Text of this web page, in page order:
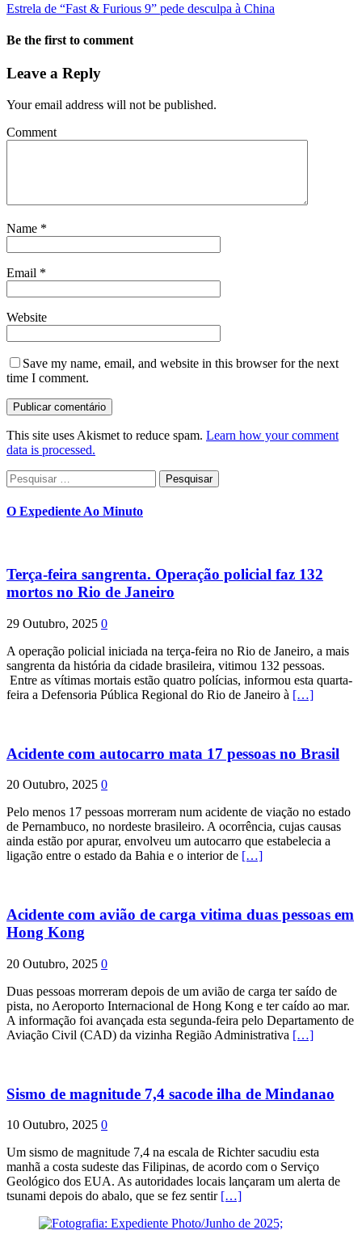
Estrela de “Fast & Furious 9” pede desculpa à China
Be the first to comment
Leave a Reply
Your email address will not be published.
Comment
Name *
Email *
Website
Save my name, email, and website in this browser for the next
time I comment.
This site uses Akismet to reduce spam. Learn how your comment
data is processed.
Pesquisar
por:
O Expediente Ao Minuto
Terça-feira sangrenta. Operação policial faz 132
mortos no Rio de Janeiro
29 Outubro, 2025 0
A operação policial iniciada na terça-feira no Rio de Janeiro, a mais
sangrenta da história da cidade brasileira, vitimou 132 pessoas.
Entre as vítimas mortais estão quatro polícias, informou esta quarta-
feira a Defensoria Pública Regional do Rio de Janeiro à […]
Acidente com autocarro mata 17 pessoas no Brasil
20 Outubro, 2025 0
Pelo menos 17 pessoas morreram num acidente de viação no estado
de Pernambuco, no nordeste brasileiro. A ocorrência, cujas causas
ainda estão por apurar, envolveu um autocarro que estabelecia a
ligação entre o estado da Bahia e o interior de […]
Acidente com avião de carga vitima duas pessoas em
Hong Kong
20 Outubro, 2025 0
Duas pessoas morreram depois de um avião de carga ter saído de
pista, no Aeroporto Internacional de Hong Kong e ter caído ao mar.
A informação foi avançada esta segunda-feira pelo Departamento de
Aviação Civil (CAD) da vizinha Região Administrativa […]
Sismo de magnitude 7,4 sacode ilha de Mindanao
10 Outubro, 2025 0
Um sismo de magnitude 7,4 na escala de Richter sacudiu esta
manhã a costa sudeste das Filipinas, de acordo com o Serviço
Geológico dos EUA. As autoridades locais lançaram um alerta de
tsunami depois do abalo, que se fez sentir […]